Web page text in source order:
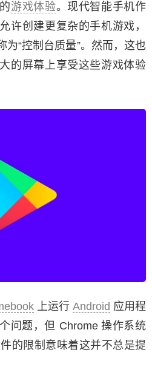
游戏体验。现代智能手机作
许创建更复杂的手机游戏，
为“控制台质量”。然而，这也
的屏幕上享受这些游戏体验
上运行 Android 应用程
问题，但 Chrome 操作系统
的限制意味着这并不总是提